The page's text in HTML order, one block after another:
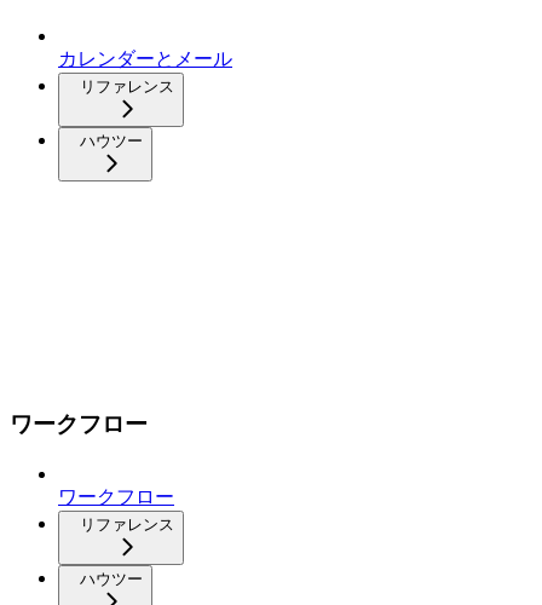
カレンダーとメール
リファレンス
ハウツー
ワークフロー
ワークフロー
リファレンス
ハウツー